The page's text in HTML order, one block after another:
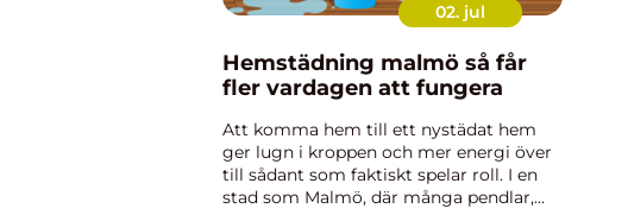
02. jul
Hemstädning malmö så får
fler vardagen att fungera
Att komma hem till ett nystädat hem
ger lugn i kroppen och mer energi över
till sådant som faktiskt spelar roll. I en
stad som Malmö, där många pendlar,